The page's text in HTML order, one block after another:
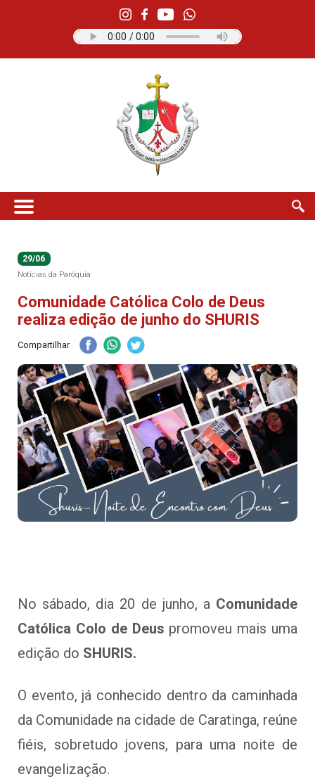
29/06
Notícias da Paróquia
Comunidade Católica Colo de Deus
realiza edição de junho do SHURIS
Compartilhar
No sábado, dia 20 de junho, a Comunidade
Católica Colo de Deus promoveu mais uma
edição do SHURIS.
O evento, já conhecido dentro da caminhada
da Comunidade na cidade de Caratinga, reúne
fiéis, sobretudo jovens, para uma noite de
evangelização.